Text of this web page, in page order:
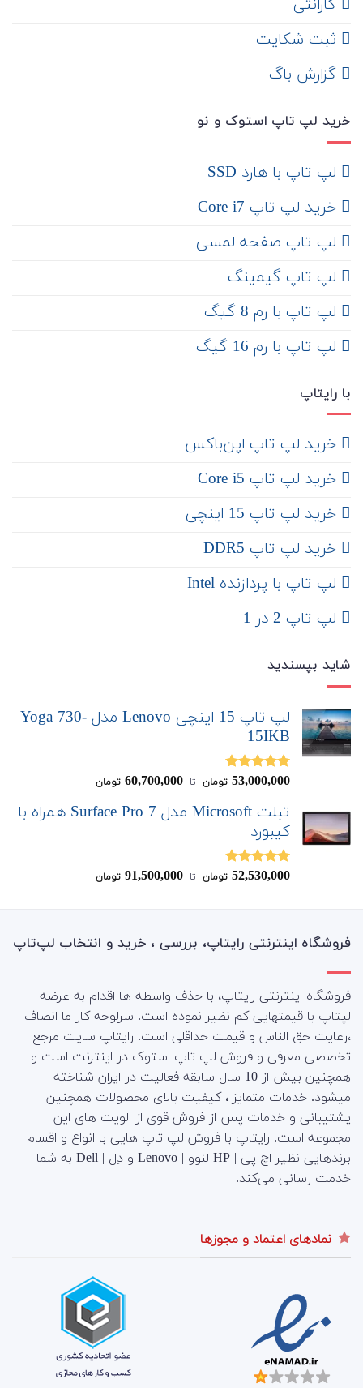
گارانتی
ثبت شکایت
‌ گزارش باگ
خرید لپ تاپ استوک و نو
لپ تاپ با هارد SSD
خرید لپ تاپ Core i7
لپ تاپ صفحه لمسی
لپ تاپ گیمینگ
لپ تاپ با رم 8 گیگ
لپ تاپ با رم 16 گیگ
با رایتاپ
‌ خرید لپ تاپ اپن‌باکس
خرید لپ تاپ Core i5
‌‌ خرید لپ تاپ 15 اینچی
خرید لپ تاپ DDR5
لپ تاپ با پردازنده Intel
لپ تاپ 2 در 1
شاید بپسندید
لپ تاپ 15 اینچی Lenovo مدل Yoga 730-
15IKB
نمره5.00
53,000,000 تومان ‌ تا ‌ 60,700,000 تومان
تبلت Microsoft مدل Surface Pro 7 همراه با
کیبورد
نمره4.83
52,530,000 تومان ‌ تا ‌ 91,500,000 تومان
فروشگاه اینترنتی رایتاپ، بررسی ، خرید و انتخاب لپ‌تاپ
فروشگاه اینترنتی رایتاپ، با حذف واسطه ها اقدام به عرضه
لپتاپ با قیمتهایی کم نظیر نموده است. سرلوحه کار ما انصاف
،رعایت حق الناس و قیمت حداقلی است. رایتاپ سایت مرجع
تخصصی معرفی و فروش لپ تاپ استوک در اینترنت است و
همچنین بیش از 10 سال سابقه فعالیت در ایران شناخته
میشود. خدمات متمایز ، کیفیت بالای محصولات همچنین
پشتیبانی و خدمات پس از فروش قوی از الویت های این
مجموعه است. رایتاپ با فروش لپ تاپ هایی با انواع و اقسام
برندهایی نظیر اچ پی | HP لنوو | Lenovo و دِل | Dell به شما
خدمت رسانی می‌کند.
نمادهای اعتماد و مجوزها